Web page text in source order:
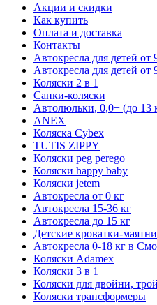
Акции и скидки
Как купить
Оплата и доставка
Контакты
Автокресла для детей от
Автокресла для детей от
Коляски 2 в 1
Санки-коляски
Автолюльки, 0,0+ (до 13
ANEX
Коляска Cybex
TUTIS ZIPPY
Коляски peg perego
Коляски happy baby
Коляски jetem
Автокресла от 0 кг
Автокресла 15-36 кг
Автокресла до 15 кг
Детские кроватки-
Автокресла 0-18 кг в
Коляски Adamex
Коляски 3 в 1
Коляски для двойни,
Коляски трансформеры